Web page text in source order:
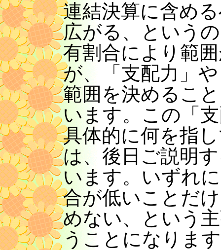
連結決算に含め
広がる、という
有割合により範
が、「支配力」
範囲を決めるこ
います。この「
具体的に何を指
は、後日ご説明
います。いずれ
合が低いことだ
めない、という
うことになりま